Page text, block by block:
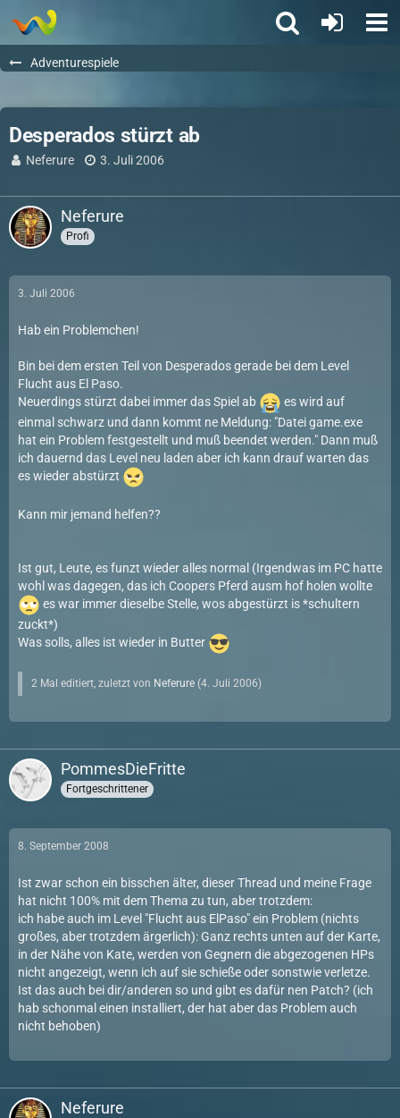
Adventurespiele
Desperados stürzt ab
Neferure 3. Juli 2006
Neferure
Profi
3. Juli 2006
Hab ein Problemchen!
Bin bei dem ersten Teil von Desperados gerade bei dem Level
Flucht aus El Paso.
Neuerdings stürzt dabei immer das Spiel ab
es wird auf
einmal schwarz und dann kommt ne Meldung: "Datei game.exe
hat ein Problem festgestellt und muß beendet werden." Dann muß
ich dauernd das Level neu laden aber ich kann drauf warten das
es wieder abstürzt
Kann mir jemand helfen??
Ist gut, Leute, es funzt wieder alles normal (Irgendwas im PC hatte
wohl was dagegen, das ich Coopers Pferd ausm hof holen wollte
es war immer dieselbe Stelle, wos abgestürzt is *schultern
zuckt*)
Was solls, alles ist wieder in Butter
2 Mal editiert, zuletzt von Neferure (4. Juli 2006)
PommesDieFritte
Fortgeschrittener
8. September 2008
Ist zwar schon ein bisschen älter, dieser Thread und meine Frage
hat nicht 100% mit dem Thema zu tun, aber trotzdem:
ich habe auch im Level "Flucht aus ElPaso" ein Problem (nichts
großes, aber trotzdem ärgerlich): Ganz rechts unten auf der Karte,
in der Nähe von Kate, werden von Gegnern die abgezogenen HPs
nicht angezeigt, wenn ich auf sie schieße oder sonstwie verletze.
Ist das auch bei dir/anderen so und gibt es dafür nen Patch? (ich
hab schonmal einen installiert, der hat aber das Problem auch
nicht behoben)
Neferure